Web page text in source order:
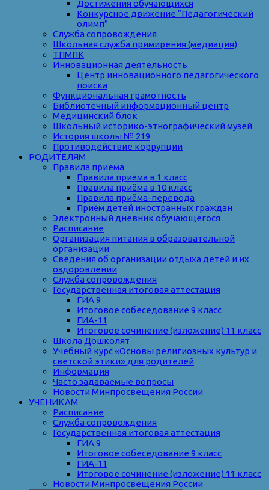
Достижения обучающихся
Конкурсное движение “Педагогический
олимп”
Служба сопровождения
Школьная служба примирения (медиация)
ТПМПК
Инновационная деятельность
Центр инновационного педагогического
поиска
Функциональная грамотность
Библиотечный информационный центр
Медицинский блок
Школьный историко-этнографический музей
История школы № 219
Противодействие коррупции
РОДИТЕЛЯМ
Правила приема
Правила приёма в 1 класс
Правила приёма в 10 класс
Правила приёма-перевода
Приём детей иностранных граждан
Электронный дневник обучающегося
Расписание
Организация питания в образовательной
организации
Сведения об организации отдыха детей и их
оздоровлении
Служба сопровождения
Государственная итоговая аттестация
ГИА 9
Итоговое собеседование 9 класс
ГИА-11
Итоговое сочинение (изложение) 11 класс
Школа Дошколят
Учебный курс «Основы религиозных культур и
светской этики» для родителей
Информация
Часто задаваемые вопросы
Новости Минпросвещения России
УЧЕНИКАМ
Расписание
Служба сопровождения
Государственная итоговая аттестация
ГИА 9
Итоговое собеседование 9 класс
ГИА-11
Итоговое сочинение (изложение) 11 класс
Новости Минпросвещения России